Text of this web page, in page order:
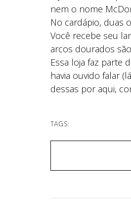
nem o nome
No cardápio, duas
Você recebe seu
arcos dourados
Essa loja faz parte
havia ouvido falar
dessas por aqui,
TAGS: